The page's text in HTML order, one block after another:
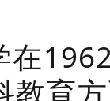
在
教育